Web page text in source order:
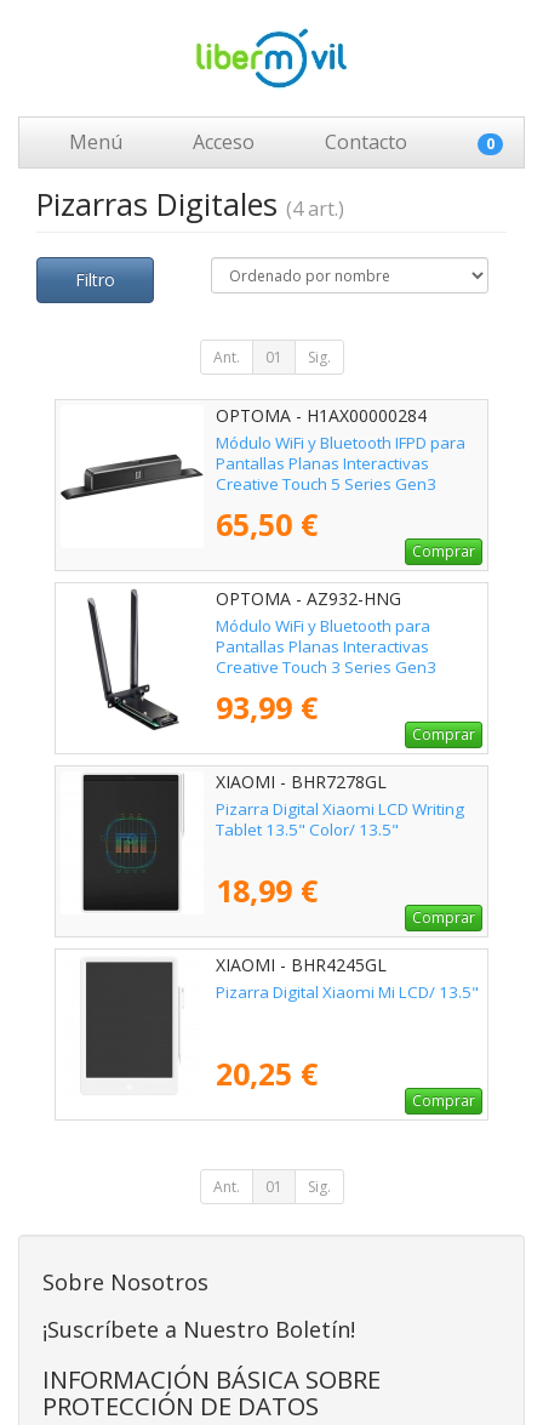
Menú Acceso Contacto 0
Pizarras Digitales (4 art.)
Filtro
Ant. 01 Sig.
OPTOMA - H1AX00000284
Módulo WiFi y Bluetooth IFPD para
Pantallas Planas Interactivas
Creative Touch 5 Series Gen3
65,50 €
Comprar
OPTOMA - AZ932-HNG
Módulo WiFi y Bluetooth para
Pantallas Planas Interactivas
Creative Touch 3 Series Gen3
93,99 €
Comprar
XIAOMI - BHR7278GL
Pizarra Digital Xiaomi LCD Writing
Tablet 13.5" Color/ 13.5"
18,99 €
Comprar
XIAOMI - BHR4245GL
Pizarra Digital Xiaomi Mi LCD/ 13.5"
20,25 €
Comprar
Ant. 01 Sig.
Sobre Nosotros
¡Suscríbete a Nuestro Boletín!
INFORMACIÓN BÁSICA SOBRE
PROTECCIÓN DE DATOS